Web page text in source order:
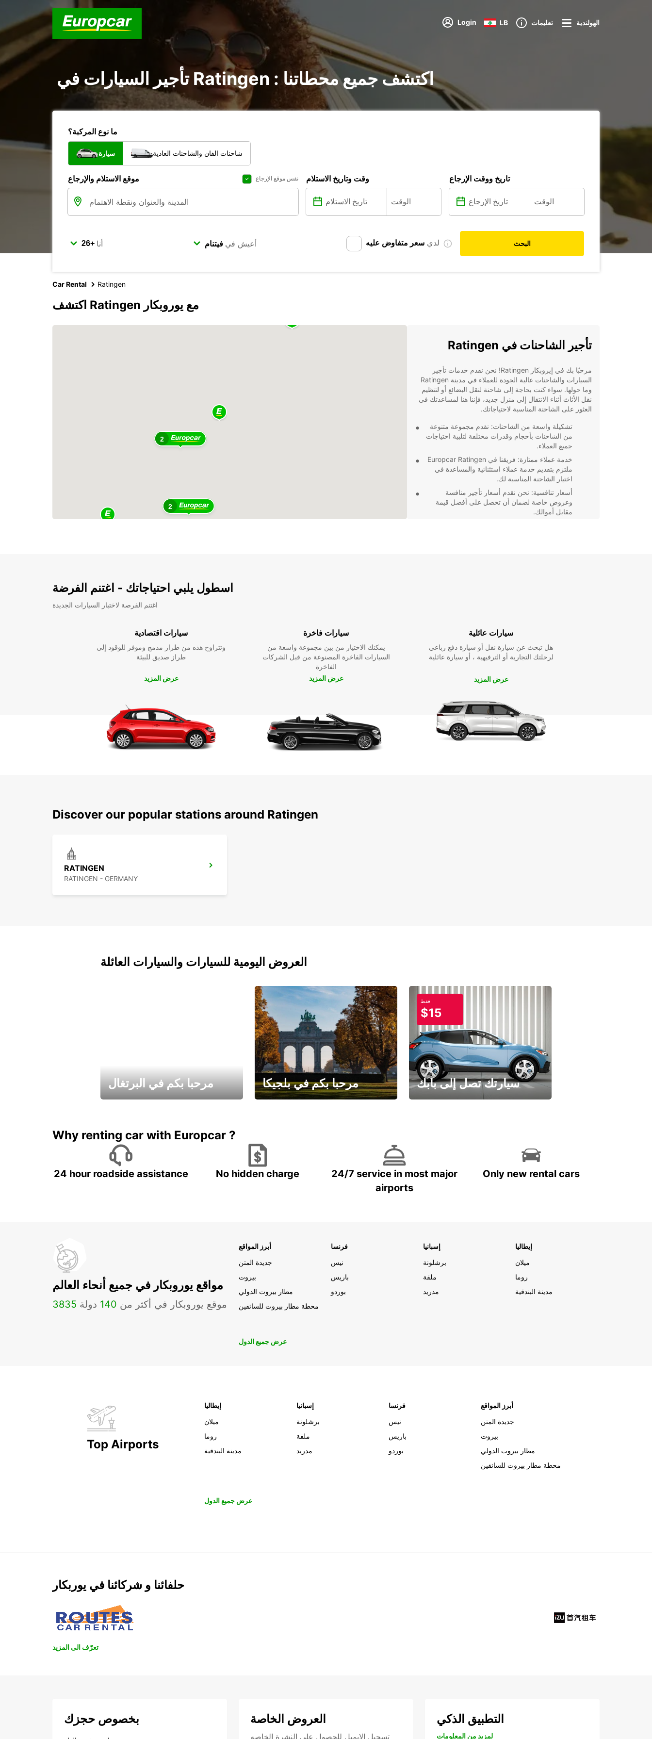
Login LB تعليمات الهولندية
تأجير السيارات في Ratingen : اكتشف جميع محطاتنا
ما نوع المركبة؟
سيارة شاحنات الفان والشاحنات العادية
موقع الاستلام والإرجاع نفس موقع الإرجاع وقت وتاريخ الاستلام تاريخ ووقت الإرجاع
أنا أعيش في لدي سعر متفاوض عليه البحث
Car Rental Ratingen
اكتشف Ratingen مع يوروبكار
2
2
تأجير الشاحنات في Ratingen
مرحبًا بك في إيروبكار Ratingen! نحن نقدم خدمات تأجير
السيارات والشاحنات عالية الجودة للعملاء في مدينة Ratingen
وما حولها. سواء كنت بحاجة إلى شاحنة لنقل البضائع أو لتنظيم
نقل الأثاث أثناء الانتقال إلى منزل جديد، فإننا هنا لمساعدتك في
العثور على الشاحنة المناسبة لاحتياجاتك.
تشكيلة واسعة من الشاحنات: نقدم مجموعة متنوعة
من الشاحنات بأحجام وقدرات مختلفة لتلبية احتياجات
جميع العملاء.
خدمة عملاء ممتازة: فريقنا في Europcar Ratingen
ملتزم بتقديم خدمة عملاء استثنائية والمساعدة في
اختيار الشاحنة المناسبة لك.
أسعار تنافسية: نحن نقدم أسعار تأجير منافسة
وعروض خاصة لضمان أن تحصل على أفضل قيمة
مقابل أموالك.
اسطول يلبي احتياجاتك - اغتنم الفرضة
اغتنم الفرصة لاختبار السيارات الجديدة
سيارات اقتصادية
وتتراوح هذه من طراز مدمج وموفر للوقود إلى
طراز صديق للبيئة
عرض المزيد
سيارات فاخرة
يمكنك الاختيار من بين مجموعة واسعة من
السيارات الفاخرة المصنوعة من قبل الشركات
الفاخرة
عرض المزيد
سيارات عائلية
هل تبحث عن سيارة نقل أو سيارة دفع رباعي
لرحلتك التجارية أو الترفيهية ، أو سيارة عائلية
عرض المزيد
Discover our popular stations around Ratingen
RATINGEN
RATINGEN - GERMANY
العروض اليومية للسيارات والسيارات العائلة
مرحبا بكم في البرتغال مرحبا بكم في بلجيكا
فقط
$15
سيارتك تصل إلى بابك
Why renting car with Europcar ?
24 hour roadside assistance No hidden charge
24/7 service in most major
airports
Only new rental cars
مواقع يوروبكار في جميع أنحاء العالم
3835 موقع يوروبكار في أكثر من 140 دولة
أبرز المواقع
جديدة المتن
بيروت
مطار بيروت الدولي
محطة مطار بيروت للسائقين
فرنسا
نيس
باريس
بوردو
إسبانيا
برشلونة
ملقة
مدريد
إيطاليا
ميلان
روما
مدينة البندقية
عرض جميع الدول
Top Airports
إيطاليا
ميلان
روما
مدينة البندقية
إسبانيا
برشلونة
ملقة
مدريد
فرنسا
نيس
باريس
بوردو
أبرز المواقع
جديدة المتن
بيروت
مطار بيروت الدولي
محطة مطار بيروت للسائقين
عرض جميع الدول
حلفائنا و شركائنا في يوربكار
تعرّف الى المزيد
بخصوص حجزك العروض الخاصة
تسجيل الايميل للحصول علي النشرة الخاصه
التطبيق الذكي
لمزيد من المعلومات